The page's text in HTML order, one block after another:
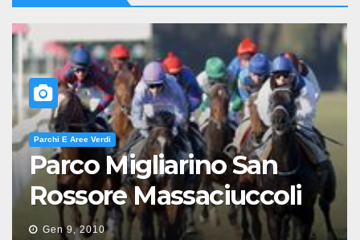
Parchi E Aree Verdi
Parco Migliarino San
Rossore Massaciuccoli
Gen 9, 2010